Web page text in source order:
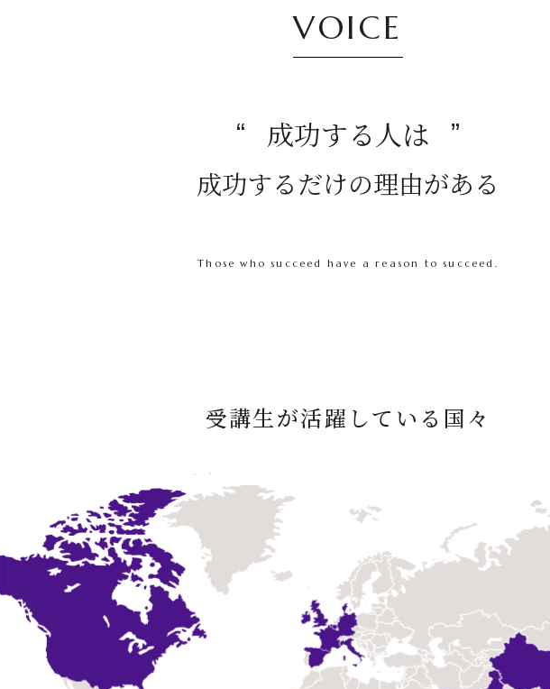
VOICE
成功する人は
成功するだけの理由がある
Those who succeed have a reason to succeed.
受講生が活躍している国々